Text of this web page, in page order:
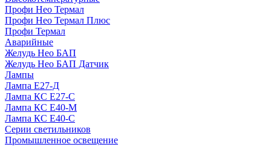
Профи Нео Термал
Профи Нео Термал Плюс
Профи Термал
Аварийные
Желудь Нео БАП
Желудь Нео БАП Датчик
Лампы
Лампа Е27-Д
Лампа КС Е27-С
Лампа КС Е40-М
Лампа КС Е40-С
Серии светильников
Промышленное освещение